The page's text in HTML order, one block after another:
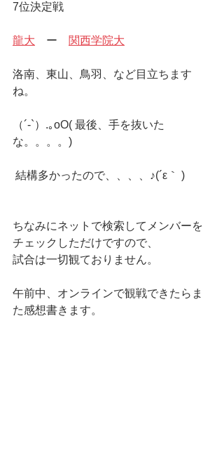
7位決定戦
龍大 ー 関西学院大
洛南、東山、鳥羽、など目立ちます
ね。
（´-`）.｡oO( 最後、手を抜いた
な。。。。)
結構多かったので、、、、♪(´ε｀ )
ちなみにネットで検索してメンバーを
チェックしただけですので、
試合は一切観ておりません。
午前中、オンラインで観戦できたらま
た感想書きます。